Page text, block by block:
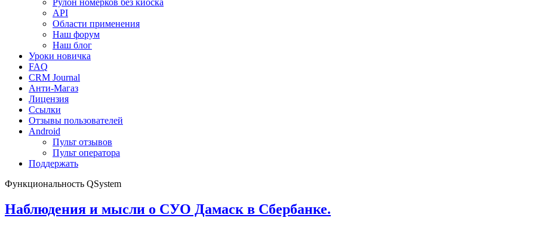
Рулон номерков без киоска
API
Области применения
Наш форум
Наш блог
Уроки новичка
FAQ
CRM Journal
Анти-Магаз
Лицензия
Ссылки
Отзывы пользователей
Android
Пульт отзывов
Пульт оператора
Поддержать
Функциональность QSystem
Наблюдения и мысли о СУО Дамаск в Сбербанке.